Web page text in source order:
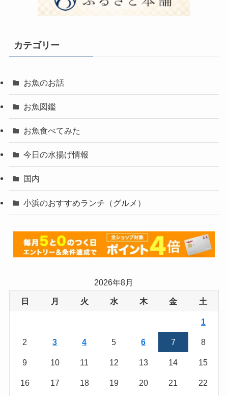
カテゴリー
お魚のお話
お魚図鑑
お魚食べてみた
今日の水揚げ情報
国内
小浜のおすすめランチ（グルメ）
2026年8月
日 月 火 水 木 金 土
1
2 3 4 5 6 7 8
9 10 11 12 13 14 15
16 17 18 19 20 21 22